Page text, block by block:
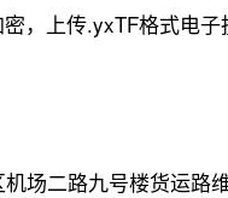
，上传.yxTF格式电子
场二路九号楼货运路